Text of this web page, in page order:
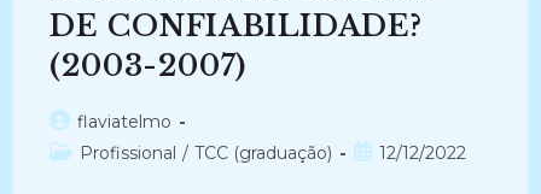
DE CONFIABILIDADE?
(2003-2007)
Autor
do
flaviatelmo
Categoria
Profissional / TCC (graduação)
Post12/12/2022